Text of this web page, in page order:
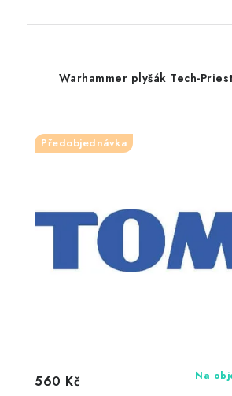
Warhammer plyšák Tech-
Předobjednávka
Na
560 Kč